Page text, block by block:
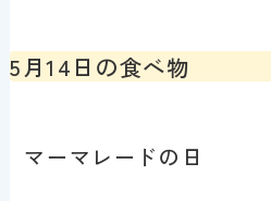
5月14日の食べ物
マーマレードの日